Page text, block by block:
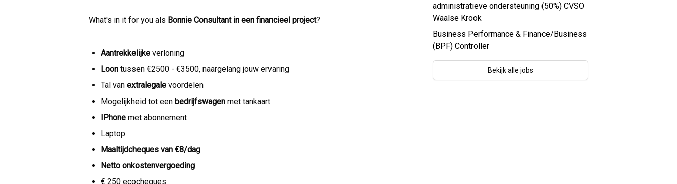
What's in it for you als Bonnie Consultant in een financieel project?
Aantrekkelijke verloning
Loon tussen €2500 - €3500, naargelang jouw ervaring
Tal van extralegale voordelen
Mogelijkheid tot een bedrijfswagen met tankaart
IPhone met abonnement
Laptop
Maaltijdcheques van €8/dag
Netto onkostenvergoeding
€ 250 ecocheques
administratieve ondersteuning (50%) CVSO
Waalse Krook
Business Performance & Finance/Business
(BPF) Controller
Bekijk alle jobs